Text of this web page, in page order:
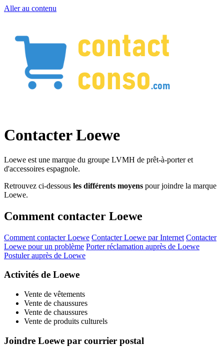
Aller au contenu
Contacter Loewe
Loewe est une marque du groupe LVMH de prêt-à-porter et
d'accessoires espagnole.
Retrouvez ci-dessous les différents moyens pour joindre la marque
Loewe.
Comment contacter Loewe
Comment contacter Loewe Contacter Loewe par Internet Contacter
Loewe pour un problème Porter réclamation auprès de Loewe
Postuler auprès de Loewe
Activités de Loewe
Vente de vêtements
Vente de chaussures
Vente de chaussures
Vente de produits culturels
Joindre Loewe par courrier postal